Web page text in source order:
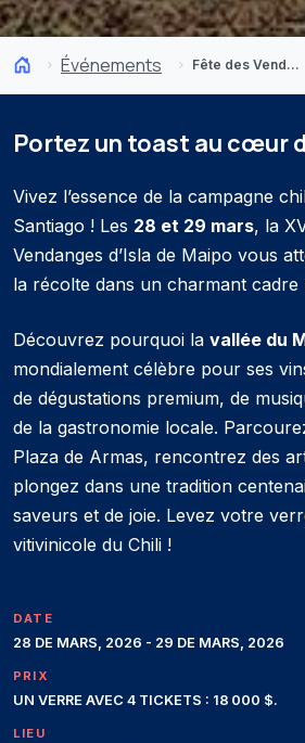
Événements Fête des Vendanges d’Isla de Maipo 2026
Portez un toast au cœur
Vivez l’essence de la campagne
Santiago ! Les 28 et 29 mars, la
Vendanges d’Isla de Maipo vous
la récolte dans un charmant cadre
Découvrez pourquoi la vallée du
mondialement célèbre pour ses
de dégustations premium, de
de la gastronomie locale.
Plaza de Armas, rencontrez des
plongez dans une tradition
saveurs et de joie. Levez votre
vitivinicole du Chili !
DATE
28 DE MARS, 2026 - 29 DE MARS, 2026
PRIX
UN VERRE AVEC 4 TICKETS : 18 000 $.
LIEU